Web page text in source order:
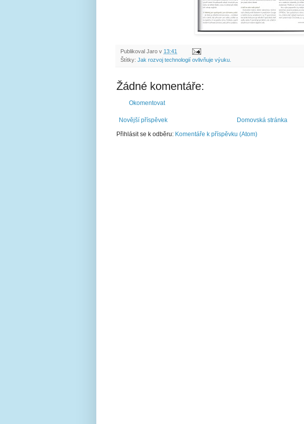
Publikoval Jaro v 13:41
Štítky: Jak rozvoj technologií ovlivňuje výuku.
Žádné komentáře:
Okomentovat
Novější příspěvek
Domovská stránka
Přihlásit se k odběru: Komentáře k příspěvku (Atom)